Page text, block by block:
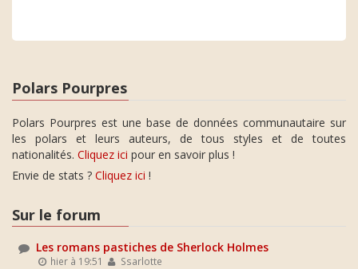
Polars Pourpres
Polars Pourpres est une base de données communautaire sur
les polars et leurs auteurs, de tous styles et de toutes
nationalités. Cliquez ici pour en savoir plus !
Envie de stats ? Cliquez ici !
Sur le forum
Les romans pastiches de Sherlock Holmes
hier à 19:51 Ssarlotte